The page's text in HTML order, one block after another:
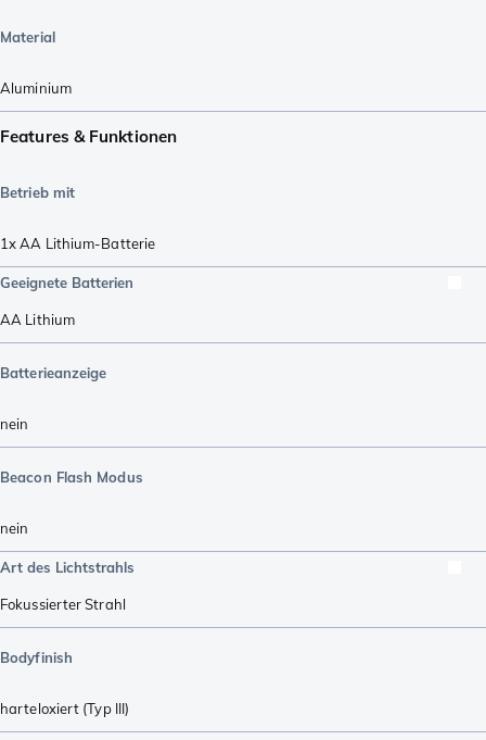
Material
Aluminium
Features & Funktionen
Betrieb mit
1x AA Lithium-Batterie
Geeignete Batterien
AA Lithium
Batterieanzeige
nein
Beacon Flash Modus
nein
Art des Lichtstrahls
Fokussierter Strahl
Bodyfinish
harteloxiert (Typ III)